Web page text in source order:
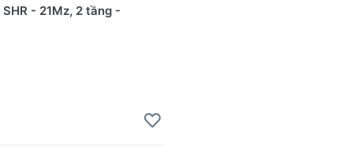
- 21Mz, 2 tầng -